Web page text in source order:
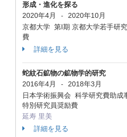
形成・進化を探る
2020年4月
-
2020年10月
京都大学 第I期 京都大学若手研
費
詳細を見る
蛇紋石鉱物の鉱物学的研究
2016年4月
-
2018年3月
日本学術振興会 科学研究費助成
特別研究員奨励費
延寿 里美
詳細を見る